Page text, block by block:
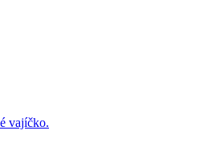
vajíčko.